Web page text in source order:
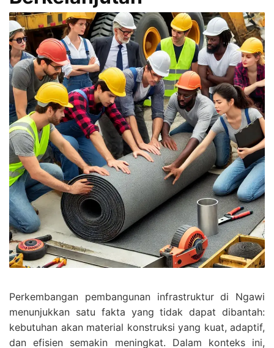
Perkembangan pembangunan infrastruktur di Ngawi
menunjukkan satu fakta yang tidak dapat dibantah:
kebutuhan akan material konstruksi yang kuat, adaptif,
dan efisien semakin meningkat. Dalam konteks ini,